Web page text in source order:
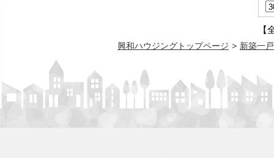
【
興和ハウジングトップページ 新築一